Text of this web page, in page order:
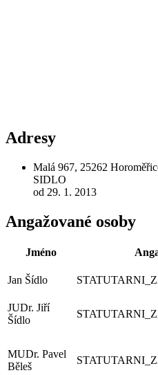
Adresy
Malá 967, 25262
SIDLO
od 29. 1. 2013
Angažované osoby
Jméno
Jan Šídlo
JUDr. Jiří
Šídlo
MUDr. Pavel
Běleš